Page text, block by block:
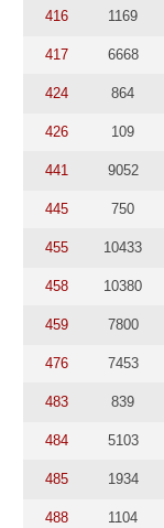
416 1169
417 6668
424 864
426 109
441 9052
445 750
455 10433
458 10380
459 7800
476 7453
483 839
484 5103
485 1934
488 1104